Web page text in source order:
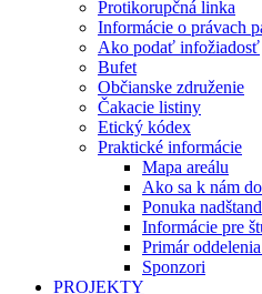
Protikorupčná linka
Informácie o právach
Ako podať infožiadosť
Bufet
Občianske združenie
Čakacie listiny
Etický kódex
Praktické informácie
Mapa areálu
Ako sa k nám
Ponuka
Informácie pre
Primár
Sponzori
PROJEKTY